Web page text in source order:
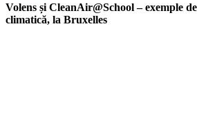
Volens și CleanAir@School – exemple
climatică, la Bruxelles